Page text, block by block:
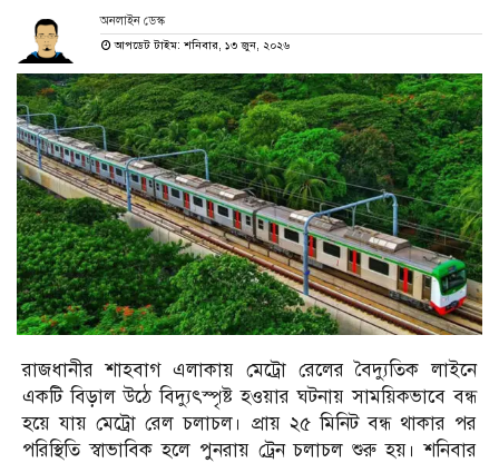
অনলাইন ডেস্ক
আপডেট টাইম: শনিবার, ১৩ জুন, ২০২৬
রাজধানীর শাহবাগ এলাকায় মেট্রো রেলের বৈদ্যুতিক লাইনে
একটি বিড়াল উঠে বিদ্যুৎস্পৃষ্ট হওয়ার ঘটনায় সাময়িকভাবে বন্ধ
হয়ে যায় মেট্রো রেল চলাচল। প্রায় ২৫ মিনিট বন্ধ থাকার পর
পরিস্থিতি স্বাভাবিক হলে পুনরায় ট্রেন চলাচল শুরু হয়। শনিবার